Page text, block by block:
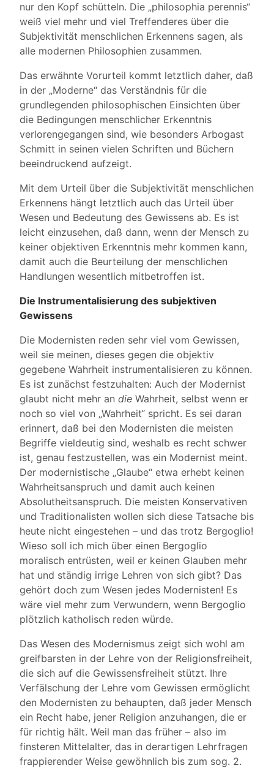
nur den Kopf schütteln. Die „philosophia perennis“
weiß viel mehr und viel Treffenderes über die
Subjektivität menschlichen Erkennens sagen, als
alle modernen Philosophien zusammen.
Das erwähnte Vorurteil kommt letztlich daher, daß
in der „Moderne“ das Verständnis für die
grundlegenden philosophischen Einsichten über
die Bedingungen menschlicher Erkenntnis
verlorengegangen sind, wie besonders Arbogast
Schmitt in seinen vielen Schriften und Büchern
beeindruckend aufzeigt.
Mit dem Urteil über die Subjektivität menschlichen
Erkennens hängt letztlich auch das Urteil über
Wesen und Bedeutung des Gewissens ab. Es ist
leicht einzusehen, daß dann, wenn der Mensch zu
keiner objektiven Erkenntnis mehr kommen kann,
damit auch die Beurteilung der menschlichen
Handlungen wesentlich mitbetroffen ist.
Die Instrumentalisierung des subjektiven
Gewissens
Die Modernisten reden sehr viel vom Gewissen,
weil sie meinen, dieses gegen die objektiv
gegebene Wahrheit instrumentalisieren zu können.
Es ist zunächst festzuhalten: Auch der Modernist
glaubt nicht mehr an die Wahrheit, selbst wenn er
noch so viel von „Wahrheit“ spricht. Es sei daran
erinnert, daß bei den Modernisten die meisten
Begriffe vieldeutig sind, weshalb es recht schwer
ist, genau festzustellen, was ein Modernist meint.
Der modernistische „Glaube“ etwa erhebt keinen
Wahrheitsanspruch und damit auch keinen
Absolutheitsanspruch. Die meisten Konservativen
und Traditionalisten wollen sich diese Tatsache bis
heute nicht eingestehen – und das trotz Bergoglio!
Wieso soll ich mich über einen Bergoglio
moralisch entrüsten, weil er keinen Glauben mehr
hat und ständig irrige Lehren von sich gibt? Das
gehört doch zum Wesen jedes Modernisten! Es
wäre viel mehr zum Verwundern, wenn Bergoglio
plötzlich katholisch reden würde.
Das Wesen des Modernismus zeigt sich wohl am
greifbarsten in der Lehre von der Religionsfreiheit,
die sich auf die Gewissensfreiheit stützt. Ihre
Verfälschung der Lehre vom Gewissen ermöglicht
den Modernisten zu behaupten, daß jeder Mensch
ein Recht habe, jener Religion anzuhangen, die er
für richtig hält. Weil man das früher – also im
finsteren Mittelalter, das in derartigen Lehrfragen
frappierender Weise gewöhnlich bis zum sog. 2.